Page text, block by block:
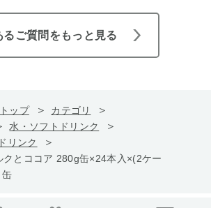
るご質問をもっと見る
ップ
カテゴリ
水・ソフトドリンク
リンク
クとココア 280g缶×24本入×(2ケー
缶